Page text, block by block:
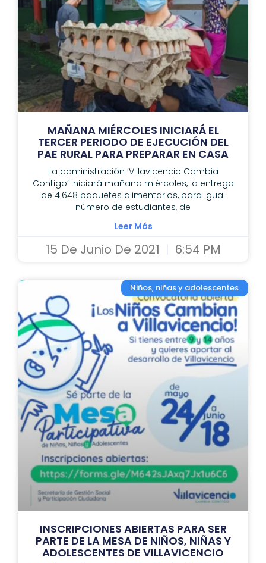
MAÑANA MIÉRCOLES INICIARÁ EL
TERCER PERIODO DE EJECUCIÓN DEL
PAE RURAL PARA PREPARAR EN CASA
La administración ‘Villavicencio Cambia
Contigo’ iniciará mañana miércoles, la entrega
de 4.648 paquetes alimentarios, para igual
número de estudiantes, de
Leer Más
15 De Junio De 2021 6:54 PM
Niños, niñas y adolescentes
INSCRIPCIONES ABIERTAS PARA SER
PARTE DE LA MESA DE NIÑOS, NIÑAS Y
ADOLESCENTES DE VILLAVICENCIO